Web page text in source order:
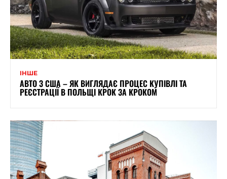
ІНШЕ
АВТО З США – ЯК ВИГЛЯДАЄ ПРОЦЕС КУПІВЛІ ТА
РЕЄСТРАЦІЇ В ПОЛЬЩІ КРОК ЗА КРОКОМ